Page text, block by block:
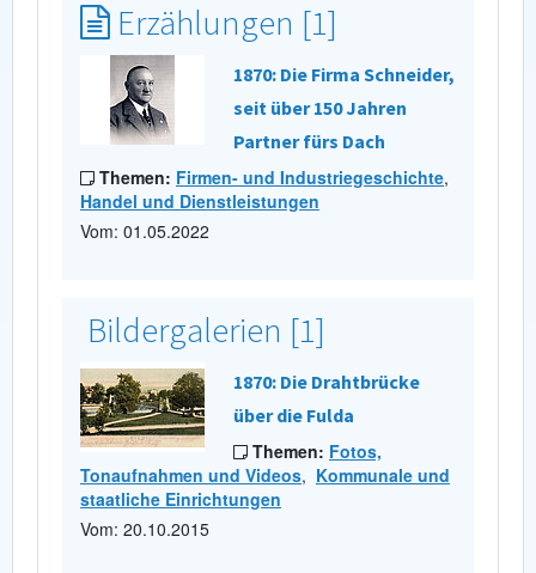
Erzählungen [1]
1870: Die Firma Schneider,
seit über 150 Jahren
Partner fürs Dach
Themen: Firmen- und Industriegeschichte,
Handel und Dienstleistungen
Vom: 01.05.2022
Bildergalerien [1]
1870: Die Drahtbrücke
über die Fulda
Themen: Fotos,
Tonaufnahmen und Videos, Kommunale und
staatliche Einrichtungen
Vom: 20.10.2015